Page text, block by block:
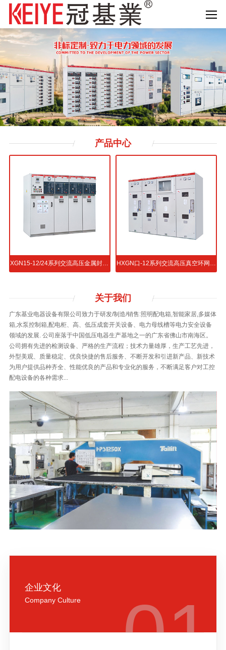
产品中心
XGN15-12/24系列交流高压金属封闭环网开关设备 HXGN口-12系列交流高压真空环网开关设备
关于我们
广东基业电器设备有限公司致力于研发/制造/销售:照明配电箱,智能家居,多媒体
箱,水泵控制箱,配电柜、高、低压成套开关设备、电力母线槽等电力安全设备
领域的发展. 公司座落于中国低压电器生产基地之一的广东省佛山市南海区。
公司拥有先进的检测设备、严格的生产流程；技术力量雄厚，生产工艺先进，
外型美观、质量稳定、优良快捷的售后服务、不断开发和引进新产品、新技术
为用户提供品种齐全、性能优良的产品和专业化的服务，不断满足客户对工控
配电设备的各种需求...
企业文化
Company Culture